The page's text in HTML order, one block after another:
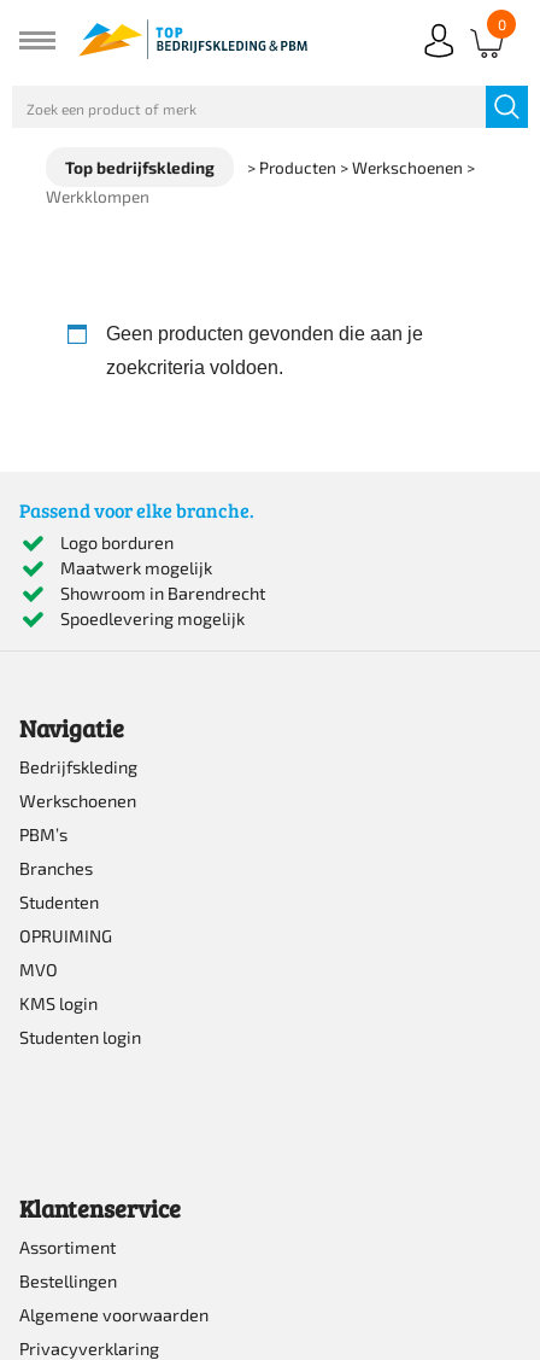
0
Top bedrijfskleding > Producten >Werkschoenen >
Werkklompen
Geen producten gevonden die aan je
zoekcriteria voldoen.
Passend voor elke branche.
Logo borduren
Maatwerk mogelijk
Showroom in Barendrecht
Spoedlevering mogelijk
Navigatie
Bedrijfskleding
Werkschoenen
PBM’s
Branches
Studenten
OPRUIMING
MVO
KMS login
Studenten login
Klantenservice
Assortiment
Bestellingen
Algemene voorwaarden
Privacyverklaring